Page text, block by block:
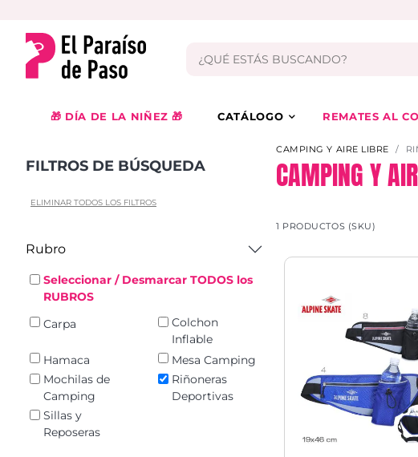
🎁 DÍA DE LA NIÑEZ 🎁 CATÁLOGO REMATES AL
FILTROS DE BÚSQUEDA
ELIMINAR TODOS LOS FILTROS
Rubro
Seleccionar / Desmarcar TODOS los
RUBROS
Carpa
Colchon
Inflable
Hamaca
Mesa Camping
Mochilas de
Camping
Riñoneras
Deportivas
Sillas y
Reposeras
CAMPING Y AIRE LIBRE
CAMPING Y
1 PRODUCTOS (SKU)